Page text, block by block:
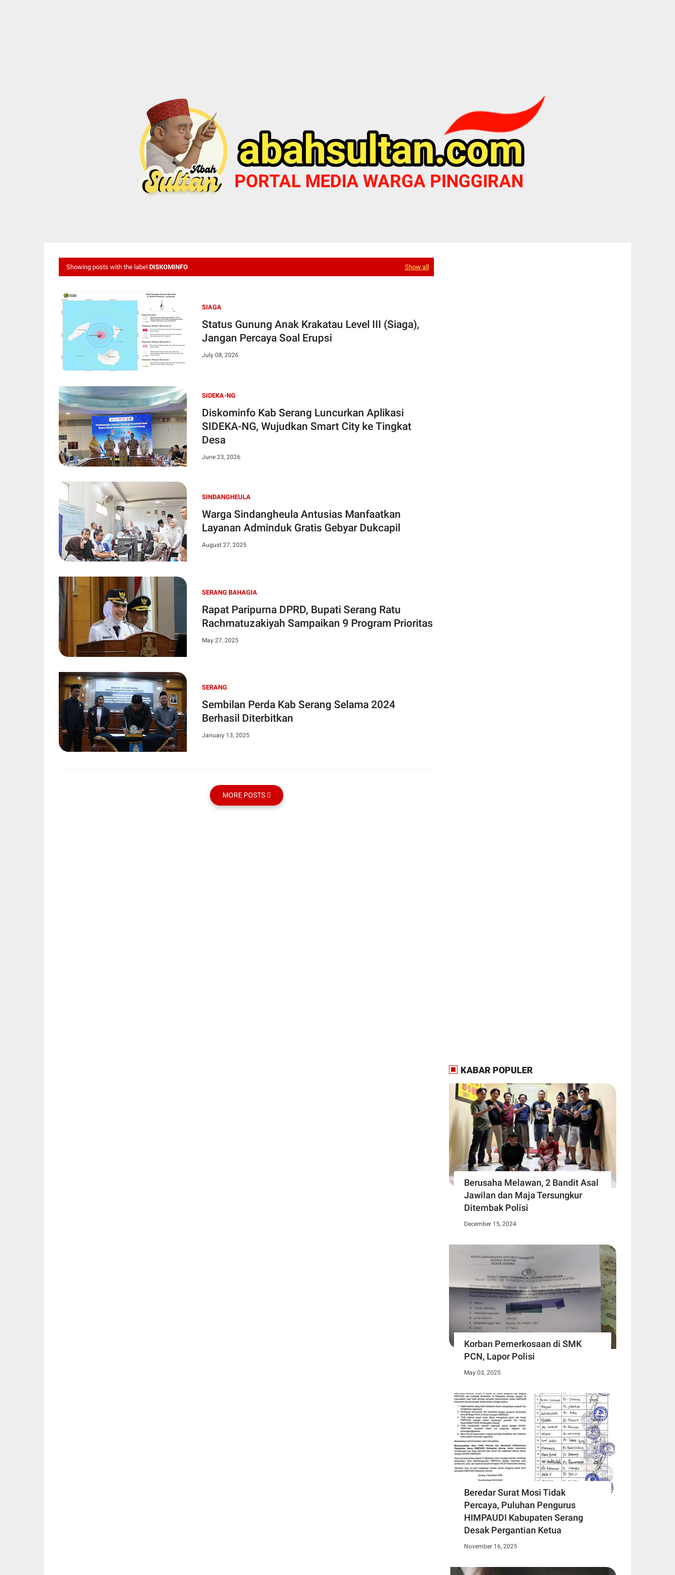
Showing posts with the label DISKOMINFO Show all
SIAGA
Status Gunung Anak Krakatau Level III (Siaga),
Jangan Percaya Soal Erupsi
July 08, 2026
SIDEKA-NG
Diskominfo Kab Serang Luncurkan Aplikasi
SIDEKA-NG, Wujudkan Smart City ke Tingkat
Desa
June 23, 2026
SINDANGHEULA
Warga Sindangheula Antusias Manfaatkan
Layanan Adminduk Gratis Gebyar Dukcapil
August 27, 2025
SERANG BAHAGIA
Rapat Paripurna DPRD, Bupati Serang Ratu
Rachmatuzakiyah Sampaikan 9 Program Prioritas
May 27, 2025
SERANG
Sembilan Perda Kab Serang Selama 2024
Berhasil Diterbitkan
January 13, 2025
MORE POSTS
KABAR POPULER
Berusaha Melawan, 2 Bandit Asal
Jawilan dan Maja Tersungkur
Ditembak Polisi
December 15, 2024
Korban Pemerkosaan di SMK
PCN, Lapor Polisi
May 03, 2025
Beredar Surat Mosi Tidak
Percaya, Puluhan Pengurus
HIMPAUDI Kabupaten Serang
Desak Pergantian Ketua
November 16, 2025